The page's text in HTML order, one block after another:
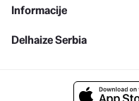
Informacije
Delhaize Serbia